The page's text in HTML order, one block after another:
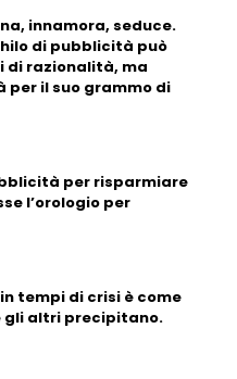
innamora, seduce.
di pubblicità può
di razionalità, ma
per il suo grammo di
per risparmiare
l’orologio per
tempi di crisi è come
gli altri precipitano.